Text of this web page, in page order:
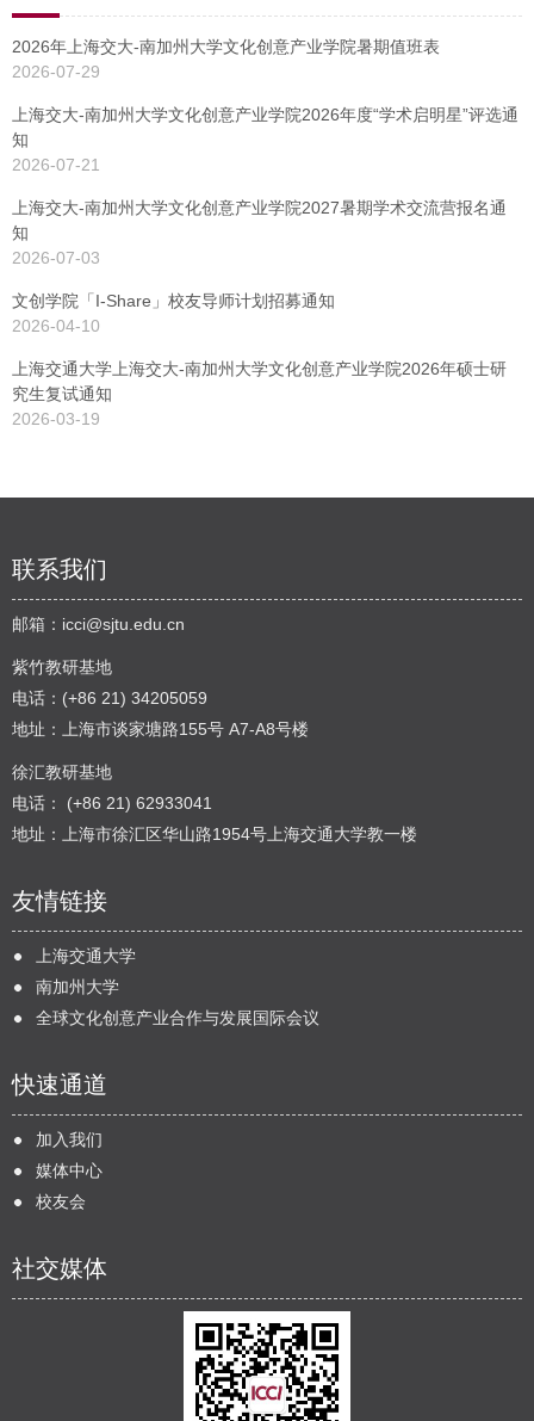
2026年上海交大-南加州大学文化创意产业学院暑期值班表
2026-07-29
上海交大-南加州大学文化创意产业学院2026年度“学术启明星”评选通
知
2026-07-21
上海交大-南加州大学文化创意产业学院2027暑期学术交流营报名通
知
2026-07-03
文创学院「I-Share」校友导师计划招募通知
2026-04-10
上海交通大学上海交大-南加州大学文化创意产业学院2026年硕士研
究生复试通知
2026-03-19
联系我们
邮箱： icci@sjtu.edu.cn
紫竹教研基地
电话：(+86 21) 34205059
地址：上海市谈家塘路155号 A7-A8号楼
徐汇教研基地
电话： (+86 21) 62933041
地址：上海市徐汇区华山路1954号上海交通大学教一楼
友情链接
上海交通大学
南加州大学
全球文化创意产业合作与发展国际会议
快速通道
加入我们
媒体中心
校友会
社交媒体